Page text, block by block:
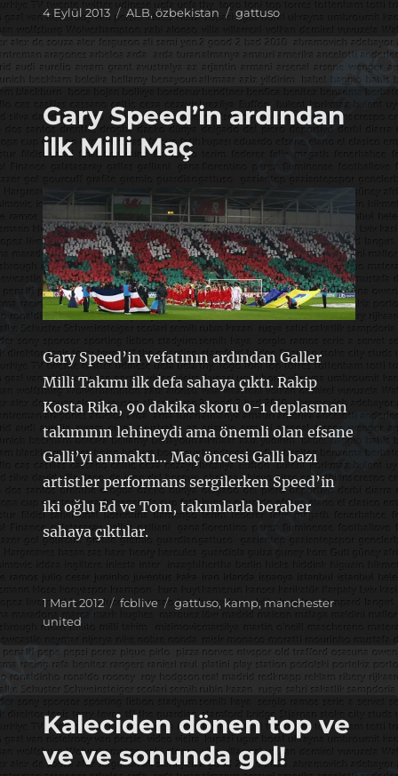
Yayın
tarihi
4 Eylül 2013 Kategoriler
ALB, özbekistan Etiketler
gattuso
Gary Speed’in ardından
ilk Milli Maç
Gary Speed’in vefatının ardından Galler
Milli Takımı ilk defa sahaya çıktı. Rakip
Kosta Rika, 90 dakika skoru 0-1 deplasman
takımının lehineydi ama önemli olan efsane
Galli’yi anmaktı… Maç öncesi Galli bazı
artistler performans sergilerken Speed’in
iki oğlu Ed ve Tom, takımlarla beraber
sahaya çıktılar.
Yayın
tarihi
1 Mart 2012 Kategoriler
fcblive Etiketler
gattuso, kamp, manchester
united
Kaleciden dönen top ve
ve ve sonunda gol!